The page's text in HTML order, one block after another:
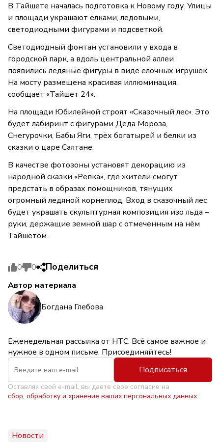
В Тайшете началась подготовка к Новому году. Улицы
и площади украшают ёлками, ледовыми,
светодиодными фигурами и подсветкой.
Светодиодный фонтан установили у входа в
городской парк, а вдоль центральной аллеи
появились ледяные фигуры в виде ёлочных игрушек.
На мосту размещена красивая иллюминация,
сообщает «Тайшет 24».
На площади Юбилейной строят «Сказочный лес». Это
будет лабиринт с фигурами Деда Мороза,
Снегурочки, Бабы Яги, трёх богатырей и белки из
сказки о царе Салтане.
В качестве фотозоны установят декорацию из
народной сказки «Репка», где жители смогут
предстать в образах помощников, тянущих
огромный ледяной корнеплод. Вход в сказочный лес
будет украшать скульптурная композиция изо льда –
руки, держащие земной шар с отмеченным на нём
Тайшетом.
0 0 Поделиться
Автор материала
Богдана Глебова
Еженедельная рассылка от НТС. Всё самое важное и
нужное в одном письме. Присоединяйтесь!
Подписаться
Оставляя свой e-mail, вы даете свое согласие на
сбор, обработку и хранение ваших персональных данных
Новости